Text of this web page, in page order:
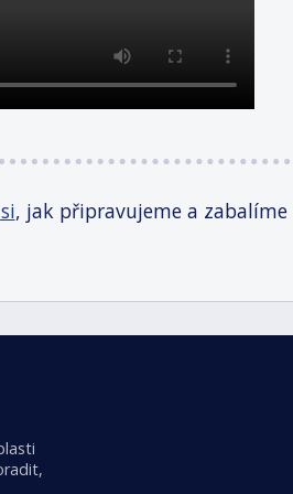
, jak připravujeme a zabalíme